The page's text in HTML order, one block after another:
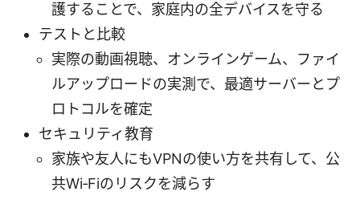
護することで、家庭内の全デバイスを守る
テストと比較
実際の動画視聴、オンラインゲーム、ファイ
ルアップロードの実測で、最適サーバーとプ
ロトコルを確定
セキュリティ教育
家族や友人にもVPNの使い方を共有して、公
共Wi‑Fiのリスクを減らす